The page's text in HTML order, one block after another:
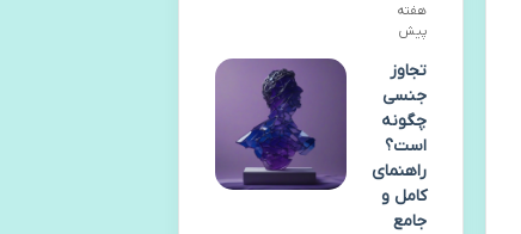
هفته
پیش
تجاوز
جنسی
چگونه
است؟
راهنمای
کامل و
جامع